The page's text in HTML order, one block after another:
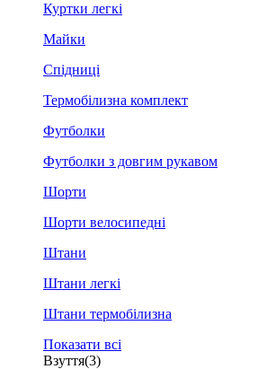
Куртки легкі
Майки
Спідниці
Термобілизна комплект
Футболки
Футболки з довгим рукавом
Шорти
Шорти велосипедні
Штани
Штани легкі
Штани термобілизна
Показати всі
Взуття(3)